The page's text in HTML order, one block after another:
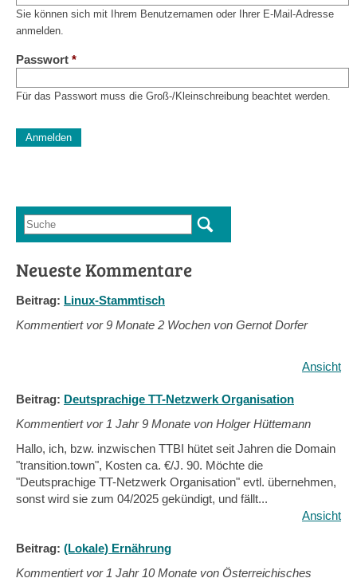
Sie können sich mit Ihrem Benutzernamen oder Ihrer E-Mail-Adresse
anmelden.
Passwort *
Für das Passwort muss die Groß-/Kleinschreibung beachtet werden.
Diese Sicherheitsfrage überprüft, ob Sie ein menschlicher
Suchformular
Suche
Neueste Kommentare
Beitrag: Linux-Stammtisch
Kommentiert vor9 Monate 2 Wochen von Gernot Dorfer
Ansicht
Beitrag: Deutsprachige TT-Netzwerk Organisation
Kommentiert vor 1 Jahr 9 Monate von Holger Hüttemann
Hallo, ich, bzw. inzwischen TTBI hütet seit Jahren die Domain
"transition.town", Kosten ca. €/J. 90. Möchte die
"Deutsprachige TT-Netzwerk Organisation" evtl. übernehmen,
sonst wird sie zum 04/2025 gekündigt, und fällt...
Ansicht
Beitrag: (Lokale) Ernährung
Kommentiert vor 1 Jahr 10 Monate von Österreichisches